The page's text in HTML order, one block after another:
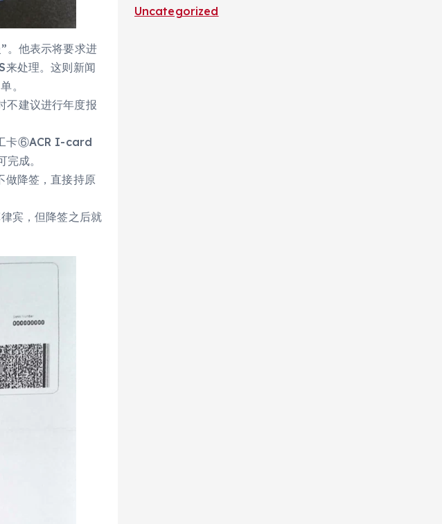
。他表示将要求进
来处理。这则新闻
。
不建议进行年度报
卡⑥ACR I-card
成。
降签，直接持原
宾，但降签之后就
Uncategorized